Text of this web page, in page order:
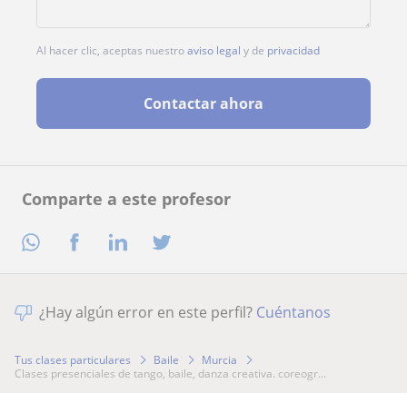
Comparte a este profesor
Al hacer clic, aceptas nuestroaviso legal y de privacidad
Contactar ahora
¿Hay algún error en este perfil? Cuéntanos
Tus clases particulares Baile
Murcia
clases presenciales de tango, baile, danza creativa. coreogr...